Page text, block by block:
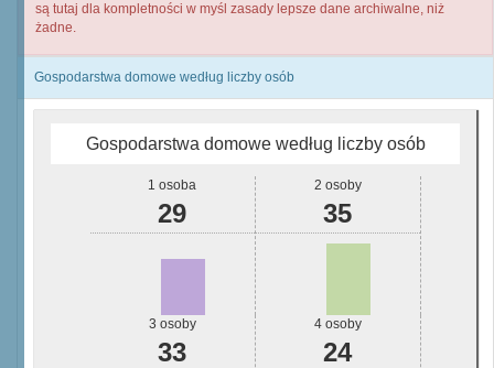
są tutaj dla kompletności w myśl zasady lepsze dane archiwalne, niż
żadne.
Gospodarstwa domowe według liczby osób
Gospodarstwa domowe według liczby osób
1 osoba
29
2 osoby
35
3 osoby
33
4 osoby
24